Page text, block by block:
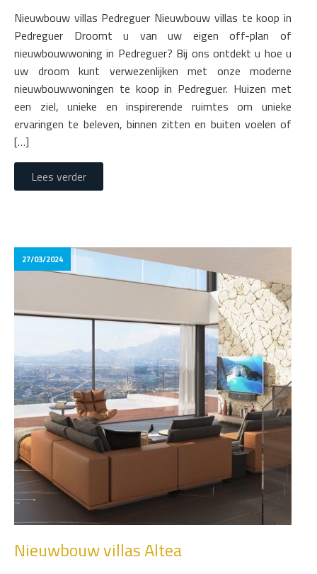
Nieuwbouw villas Pedreguer Nieuwbouw villas te koop in
Pedreguer Droomt u van uw eigen off-plan of
nieuwbouwwoning in Pedreguer? Bij ons ontdekt u hoe u
uw droom kunt verwezenlijken met onze moderne
nieuwbouwwoningen te koop in Pedreguer. Huizen met
een ziel, unieke en inspirerende ruimtes om unieke
ervaringen te beleven, binnen zitten en buiten voelen of
[…]
Lees verder
27/03/2024
Nieuwbouw villas Altea